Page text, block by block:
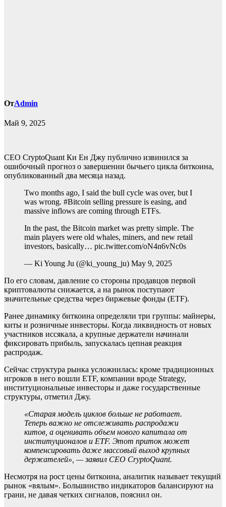
ОтAdmin
Май 9, 2025
CEO CryptoQuant Ки Ен Джу публично извинился за
ошибочный прогноз о завершении бычьего цикла биткоина,
опубликованный два месяца назад.
Two months ago, I said the bull cycle was over, but I
was wrong. #Bitcoin selling pressure is easing, and
massive inflows are coming through ETFs.
In the past, the Bitcoin market was pretty simple. The
main players were old whales, miners, and new retail
investors, basically… pic.twitter.com/oN4n6vNc0s
— Ki Young Ju (@ki_young_ju) May 9, 2025
По его словам, давление со стороны продавцов первой
криптовалюты снижается, а на рынок поступают
значительные средства через биржевые фонды (ETF).
Ранее динамику биткоина определяли три группы: майнеры,
киты и розничные инвесторы. Когда ликвидность от новых
участников иссякала, а крупные держатели начинали
фиксировать прибыль, запускалась цепная реакция
распродаж.
Сейчас структура рынка усложнилась: кроме традиционных
игроков в него вошли ETF, компании вроде Strategy,
институциональные инвесторы и даже государственные
структуры, отметил Джу.
«Старая модель циклов больше не работает.
Теперь важно не отслеживать распродажи
китов, а оценивать объем нового капитала от
институционалов и ETF. Этот приток может
компенсировать даже массовый выход крупных
держателей», — заявил CEO CryptoQuant.
Несмотря на рост цены биткоина, аналитик называет текущий
рынок «вялым». Большинство индикаторов балансируют на
грани, не давая четких сигналов, пояснил он.